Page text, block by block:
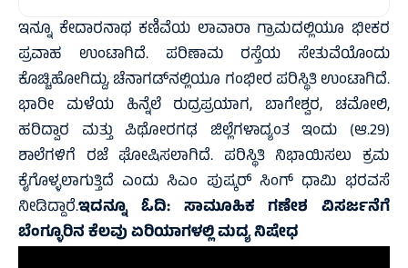
ಇನ್ನೂ ಕೇದಾರನಾಥ ಕಣಿವೆಯ ಲಾವಾರಾ ಗ್ರಾಮದಲ್ಲಿಯೂ ಭೀಕರ
ಪ್ರವಾಹ ಉಂಟಾಗಿದೆ. ಪರಿಣಾಮ ರಸ್ತೆಯ ಸೇತುವೆಯೊಂದು
ಕೊಚ್ಚಿಹೋಗಿದ್ದು, ಚೆನಾಗಡ್‌ನಲ್ಲಿಯೂ ಗಂಭೀರ ಪರಿಸ್ಥಿತಿ ಉಂಟಾಗಿದೆ.
ಭಾರೀ ಮಳೆಯ ಹಿನ್ನೆಲೆ ರುದ್ರಪ್ರಯಾಗ, ಬಾಗೇಶ್ವರ, ಚಮೋಲಿ,
ಹರಿದ್ವಾರ ಮತ್ತು ಪಿಥೋರಗಢ ಜಿಲ್ಲೆಗಳಾದ್ಯಂತ ಇಂದು (ಆ.29)
ಶಾಲೆಗಳಿಗೆ ರಜೆ ಘೋಷಿಸಲಾಗಿದೆ. ಪರಿಸ್ಥಿತಿ ನಿಭಾಯಿಸಲು ಕ್ರಮ
ಕೈಗೊಳ್ಳಲಾಗುತ್ತಿದೆ ಎಂದು ಸಿಎಂ ಪುಷ್ಕರ್ ಸಿಂಗ್ ಧಾಮಿ ಭರವಸೆ
ನೀಡಿದ್ದಾರೆ.ಇದನ್ನೂ ಓದಿ: ಸಾಮೂಹಿಕ ಗಣೇಶ ವಿಸರ್ಜನೆಗೆ
ಬೆಂಗ್ಳೂರಿನ ಕೆಲವು ಏರಿಯಾಗಳಲ್ಲಿ ಮದ್ಯ ನಿಷೇಧ